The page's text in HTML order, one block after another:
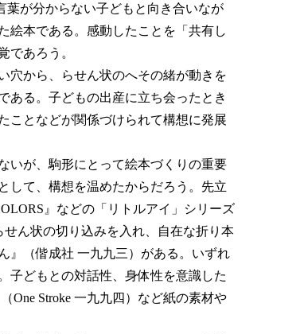
葉が分からない子どもと向き合いなが
絵本である。感動したことを「共有し
であろう。
穴から、らせん状のへその緒が動きを
ある。子どもの出産に立ち会ったとき
ことなどが関係づけられて構想に発展
いが、駒形にとって絵本づくりの重要
して、構想を温めたからだろう。先立
』などの「リトルアイ」シリーズ
ん状の切り込みを入れ、自在な折り本
』（偕成社 一九九三）がある。いずれ
子どもとの対話性、身体性を意識した
One Stroke 一九九四）など紙の素材や